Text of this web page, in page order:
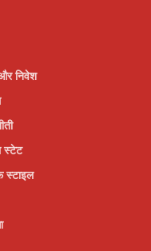
निवेश
स्टेट
स्टाइल